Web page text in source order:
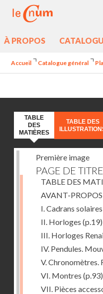
À PROPOS
Accueil Catalogue général
TABLE
DES
MATIÈRES
TABLE DES
Première image
PAGE DE TITRE
TABLE DES
AVANT-PROPOS
I. Cadrans solaires
II. Horloges (p.19)
III. Horloges
IV. Pendules.
V. Chronomètres.
VI. Montres (p.93)
VII. Pièces